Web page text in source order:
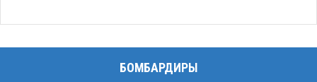
БОМБАРДИРЫ